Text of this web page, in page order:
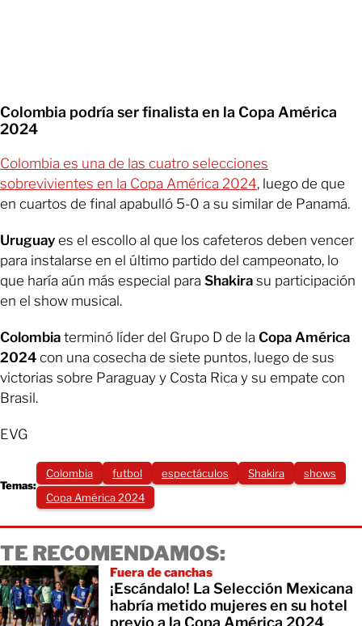
Colombia podría ser finalista en la Copa América
2024
Colombia es una de las cuatro selecciones
sobrevivientes en la Copa América 2024, luego de que
en cuartos de final apabulló 5-0 a su similar de Panamá.
Uruguay es el escollo al que los cafeteros deben vencer
para instalarse en el último partido del campeonato, lo
que haría aún más especial para Shakira su participación
en el show musical.
Colombia terminó líder del Grupo D de la Copa América
2024 con una cosecha de siete puntos, luego de sus
victorias sobre Paraguay y Costa Rica y su empate con
Brasil.
EVG
Temas:
Colombia futbol espectáculos Shakira
shows
Copa América 2024
TE RECOMENDAMOS:
Fuera de canchas
¡Escándalo! La Selección Mexicana
habría metido mujeres en su hotel
previo a la Copa América 2024